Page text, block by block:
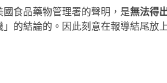
食品藥物管理署的聲明，是無法得
的結論的。因此刻意在報導結尾放